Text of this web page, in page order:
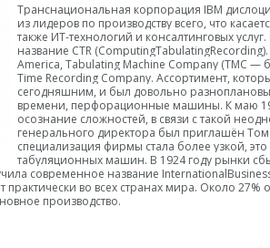
Транснациональная корпорация IBM
из лидеров по производству всего, что
также ИТ-технологий и консалтинговых
название CTR
America, Tabulating Machine Company (TMC —
Time Recording Company. Ассортимент,
сегодняшним, и был довольно
времени, перфорационные машины. К маю
осознание сложностей, в связи с такой
генерального директора был приглашён
специализация фирмы стала более узкой,
табуляционных машин. В 1924 году рынки
современное название
во всех странах мира. Около 27%
производство.